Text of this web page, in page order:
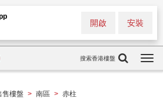
安裝
開啟
搜索香港樓盤
售樓盤 > 南區 > 赤柱